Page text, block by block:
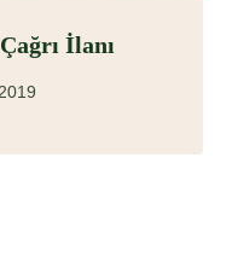
İlanı